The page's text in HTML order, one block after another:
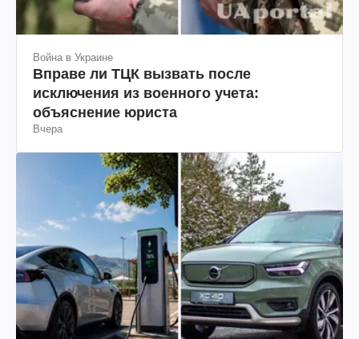
Война в Украине
Вправе ли ТЦК вызвать после
исключения из военного учета:
объяснение юриста